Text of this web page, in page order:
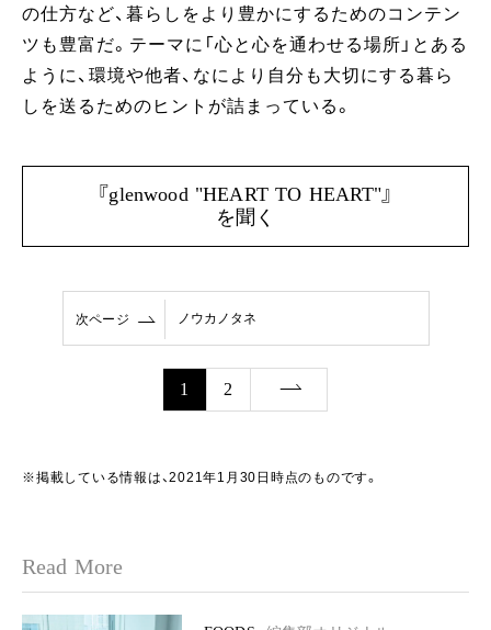
の仕方など、暮らしをより豊かにするためのコンテン
ツも豊富だ。テーマに「心と心を通わせる場所」とある
ように、環境や他者、なにより自分も大切にする暮ら
しを送るためのヒントが詰まっている。
『glenwood "HEART TO HEART"』
を聞く
次ページ ノウカノタネ
1 2
※掲載している情報は、2021年1月30日時点のものです。
Read More